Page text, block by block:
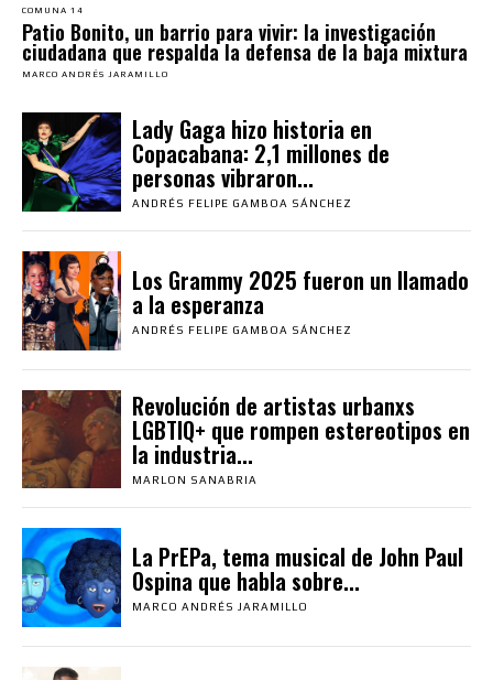
COMUNA 14
Patio Bonito, un barrio para vivir: la investigación
ciudadana que respalda la defensa de la baja mixtura
MARCO ANDRÉS JARAMILLO
Lady Gaga hizo historia en
Copacabana: 2,1 millones de
personas vibraron...
ANDRÉS FELIPE GAMBOA SÁNCHEZ
Los Grammy 2025 fueron un llamado
a la esperanza
ANDRÉS FELIPE GAMBOA SÁNCHEZ
Revolución de artistas urbanxs
LGBTIQ+ que rompen estereotipos en
la industria...
MARLON SANABRIA
La PrEPa, tema musical de John Paul
Ospina que habla sobre...
MARCO ANDRÉS JARAMILLO